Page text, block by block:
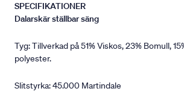
SPECIFIKATIONER
Dalarskär ställbar säng
Tyg: Tillverkad på 51% Viskos, 23% Bomull,
polyester.
Slitstyrka: 45.000 Martindale